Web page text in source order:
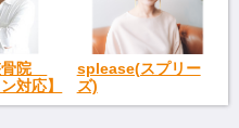
骨院
対応】
splease(スプリー
ズ)